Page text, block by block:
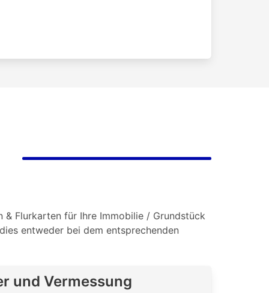
& Flurkarten für Ihre Immobilie / Grundstück
entweder bei dem entsprechenden
und Vermessung